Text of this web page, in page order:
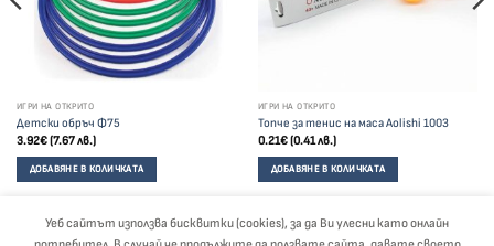
ИГРИ НА ОТКРИТО
Детски обръч Ф75
3.92€(7.67 лв.)
ДОБАВЯНЕ В КОЛИЧКАТА
ИГРИ НА ОТКРИТО
Топче за тенис на маса Aolishi 1003
0.21€(0.41 лв.)
ДОБАВЯНЕ В КОЛИЧКАТА
Уеб сайтът използва бисквитки (cookies), за да Ви улесни като онлайн